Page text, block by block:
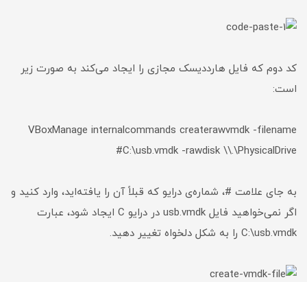
کد دوم که فایل هارددیسک مجازی را ایجاد می‌کند به صورت زیر
است:
VBoxManage internalcommands createrawvmdk -filename
C:\usb.vmdk -rawdisk \\.\PhysicalDrive#
به جای علامت #، شماره‌ی درایو که قبلاً آن را یافته‌اید، وارد کنید و
اگر نمی‌خواهید فایل usb.vmdk در درایو C ایجاد شود، عبارت
C:\usb.vmdk را به شکل دلخواه تغییر دهید.